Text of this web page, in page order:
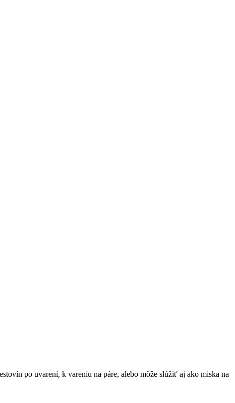
po uvarení, k vareniu na páre, alebo môže slúžiť aj ako miska na